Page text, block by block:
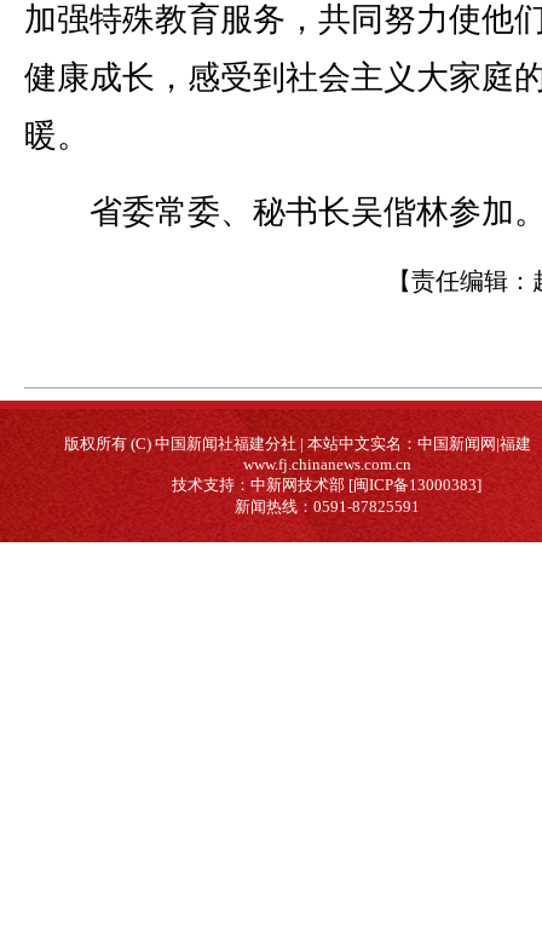
加强特殊教育服务，共同努力使他
健康成长，感受到社会主义大家庭
暖。
省委常委、秘书长吴偕林参加
【责任编辑：
版权所有 (C) 中国新闻社福建分社 | 本站中文实名：中国新闻网|福建
www.fj.chinanews.com.cn
技术支持：中新网技术部 [闽ICP备13000383]
新闻热线：0591-87825591